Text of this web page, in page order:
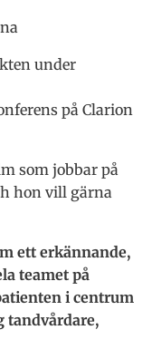
under
på Clarion
som jobbar på
hon vill gärna
ett erkännande,
teamet på
i centrum
tandvårdare,